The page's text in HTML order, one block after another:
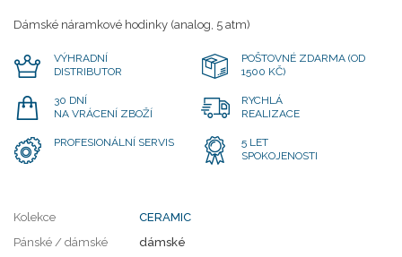
Dámské náramkové hodinky (analog, 5 atm)
VÝHRADNÍ
DISTRIBUTOR
POŠTOVNÉ ZDARMA (OD
1500 KČ)
30 DNÍ
NA VRÁCENÍ ZBOŽÍ
RYCHLÁ
REALIZACE
PROFESIONÁLNÍ SERVIS
5 LET
SPOKOJENOSTI
Kolekce
CERAMIC
Pánské / dámské
dámské